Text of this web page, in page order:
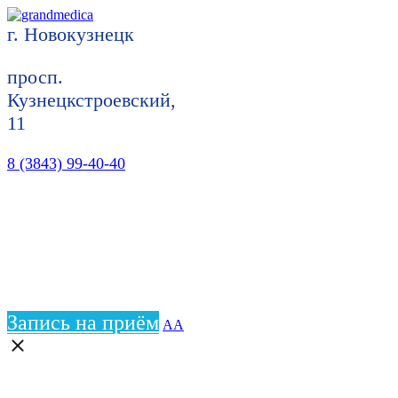
г. Новокузнецк
просп.
Кузнецкстроевский,
11
8 (3843) 99-40-40
Запись на приём АА